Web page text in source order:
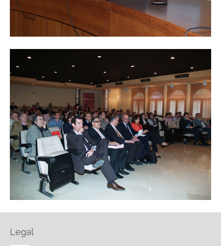
Legal